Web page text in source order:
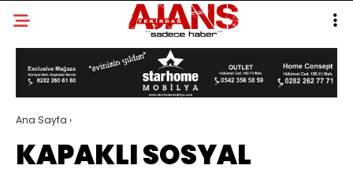
Ana Sayfa ›
KAPAKLI SOSYAL